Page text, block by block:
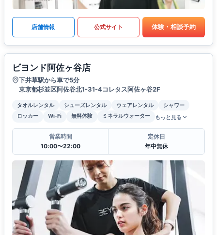
店舗情報 公式サイト 体験・相談予約
ビヨンド阿佐ヶ谷店
下井草駅から車で5分
東京都杉並区阿佐谷北1-31-4コレタス阿佐ヶ谷2F
タオルレンタル シューズレンタル ウェアレンタル
シャワー
ロッカー
Wi-Fi 無料体験 ミネラルウォーター もっと見る
営業時間
10:00〜22:00
定休日
年中無休